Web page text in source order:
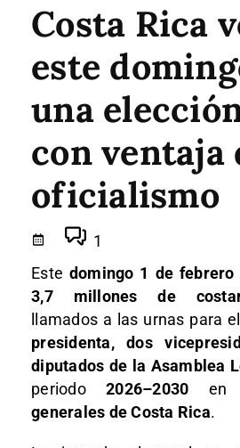
Costa Rica
este
una
con ventaja
oficialismo
1
Este domingo 1 de febrero
3,7 millones de
llamados a las urnas para
presidenta, dos
diputados de la Asamblea
periodo2026–2030 en
generales de Costa Rica.